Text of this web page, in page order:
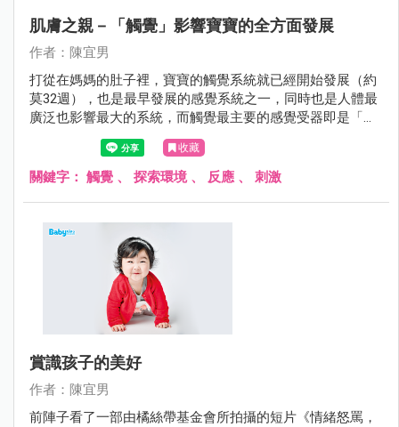
肌膚之親－「觸覺」影響寶寶的全方面發展
作者：陳宜男
打從在媽媽的肚子裡，寶寶的觸覺系統就已經開始發展（約
莫32週），也是最早發展的感覺系統之一，同時也是人體最
廣泛也影響最大的系統，而觸覺最主要的感覺受器即是「皮
收藏
關鍵字： 觸覺 、 探索環境、 反應 、 刺激
賞識孩子的美好
作者：陳宜男
前陣子看了一部由橘絲帶基金會所拍攝的短片《情緒怒罵，